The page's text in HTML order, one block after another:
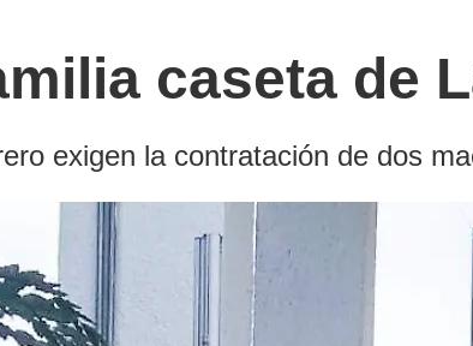
caseta de
exigen la contratación de dos